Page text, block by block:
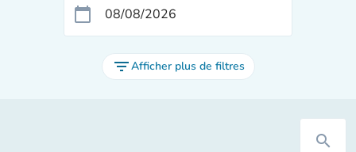
calendar_today
filter_listAfficher plus de filtres
search